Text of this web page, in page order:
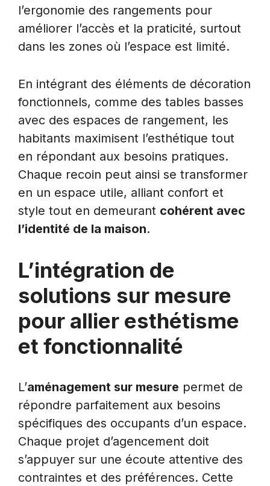
l’ergonomie des rangements pour
améliorer l’accès et la praticité, surtout
dans les zones où l’espace est limité.
En intégrant des éléments de décoration
fonctionnels, comme des tables basses
avec des espaces de rangement, les
habitants maximisent l’esthétique tout
en répondant aux besoins pratiques.
Chaque recoin peut ainsi se transformer
en un espace utile, alliant confort et
style tout en demeurant cohérent avec
l’identité de la maison.
L’intégration de
solutions sur mesure
pour allier esthétisme
et fonctionnalité
L’aménagement sur mesure permet de
répondre parfaitement aux besoins
spécifiques des occupants d’un espace.
Chaque projet d’agencement doit
s’appuyer sur une écoute attentive des
contraintes et des préférences. Cette